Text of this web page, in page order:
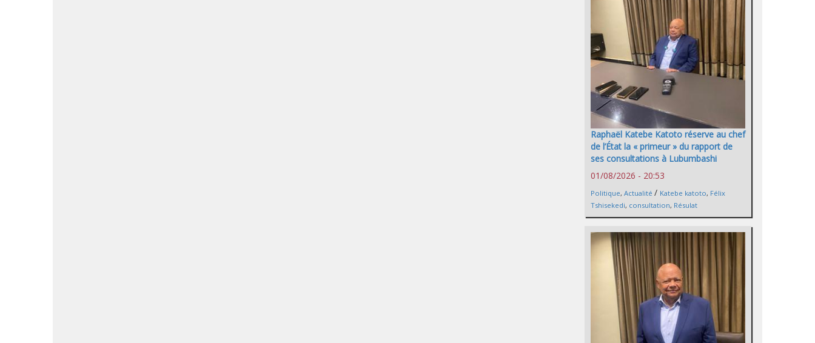
Raphaël Katebe Katoto réserve au chef
de l’État la « primeur » du rapport de
ses consultations à Lubumbashi
01/08/2026 - 20:53
Politique, Actualité / Katebe katoto, Félix
Tshisekedi, consultation, Résulat